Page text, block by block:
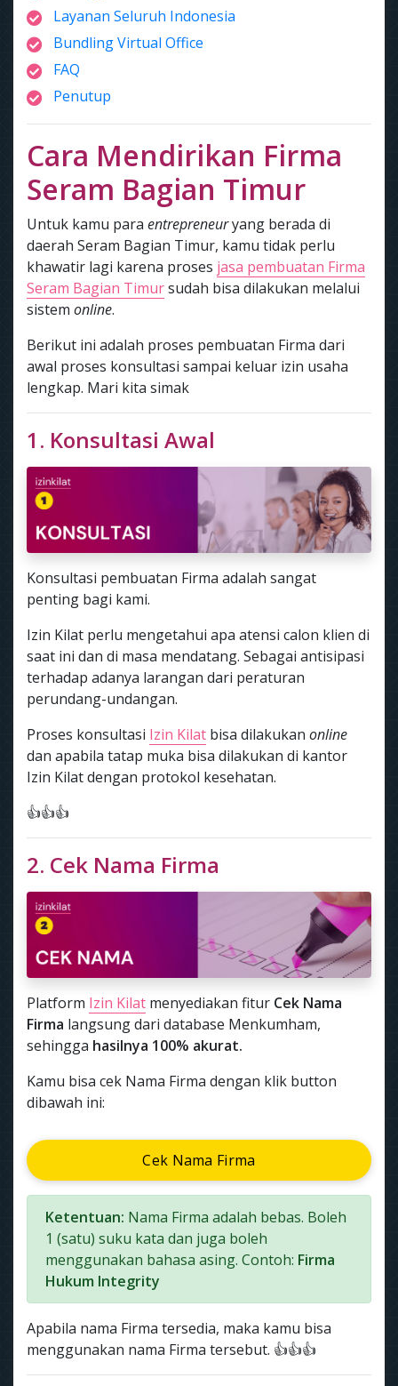
Layanan Seluruh Indonesia
Bundling Virtual Office
FAQ
Penutup
Cara Mendirikan Firma
Seram Bagian Timur
Untuk kamu para entrepreneuryang berada di
daerah Seram Bagian Timur, kamu tidak perlu
khawatir lagi karena proses jasa pembuatan Firma
Seram Bagian Timursudah bisa dilakukan melalui
sistem online.
Berikut ini adalah proses pembuatan Firma dari
awal proses konsultasi sampai keluar izin usaha
lengkap. Mari kita simak
1. Konsultasi Awal
Konsultasi pembuatan Firma adalah sangat
penting bagi kami.
Izin Kilat perlu mengetahui apa atensi calon klien di
saat ini dan di masa mendatang. Sebagai antisipasi
terhadap adanya larangan dari peraturan
perundang-undangan.
Proses konsultasi Izin Kilat bisa dilakukan online
dan apabila tatap muka bisa dilakukan di kantor
Izin Kilat dengan protokol kesehatan.
👍👍👍
2. Cek Nama Firma
Platform Izin Kilat menyediakan fitur Cek Nama
Firma langsung dari database Menkumham,
sehingga hasilnya 100% akurat.
Kamu bisa cek Nama Firma dengan klik button
dibawah ini:
Cek Nama Firma
Ketentuan: Nama Firma adalah bebas. Boleh
1 (satu) suku kata dan juga boleh
menggunakan bahasa asing. Contoh: Firma
Hukum Integrity
Apabila nama Firma tersedia, maka kamu bisa
menggunakan nama Firma tersebut. 👍👍👍